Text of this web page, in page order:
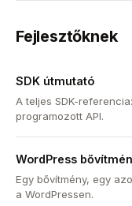
Fejlesztőknek
SDK útmutató
A teljes SDK-
programozott API.
WordPress
Egy bővítmény, egy
a WordPressen.